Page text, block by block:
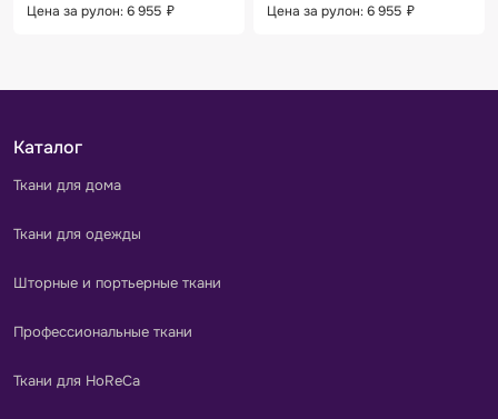
Цена за рулон: 6 955 ₽ Цена за рулон: 6 955 ₽
Каталог
Ткани для дома
Ткани для одежды
Шторные и портьерные ткани
Профессиональные ткани
Ткани для HoReCa